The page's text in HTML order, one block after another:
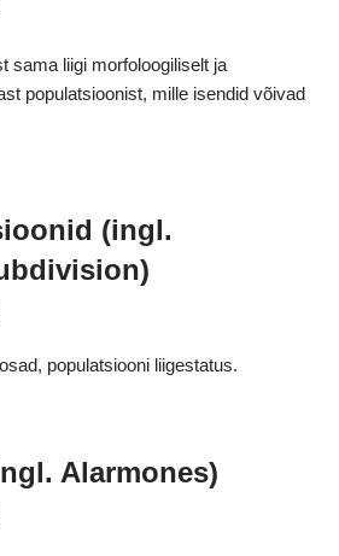
sama liigi morfoloogiliselt ja
populatsioonist, mille isendid võivad
(ingl.
populatsiooni liigestatus.
Alarmones)